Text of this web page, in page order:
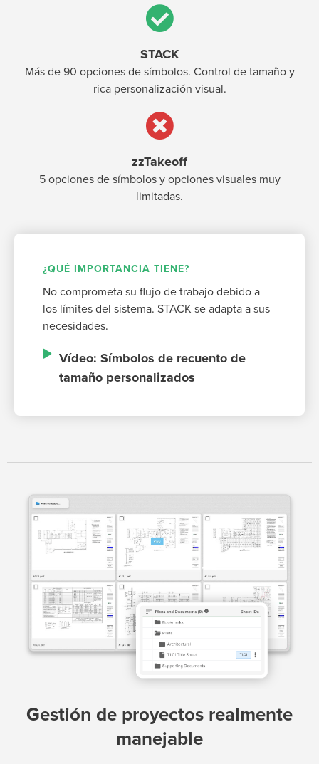
STACK
Más de 90 opciones de símbolos. Control de tamaño y
rica personalización visual.
zzTakeoff
5 opciones de símbolos y opciones visuales muy
limitadas.
¿QUÉ IMPORTANCIA TIENE?
No comprometa su flujo de trabajo debido a
los límites del sistema. STACK se adapta a sus
necesidades.
Vídeo: Símbolos de recuento de
tamaño personalizados
Gestión de proyectos realmente
manejable